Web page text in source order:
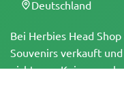
Bei Herbies Head
Souvenirs verkauft
nicht zum Keimen
Deutschland